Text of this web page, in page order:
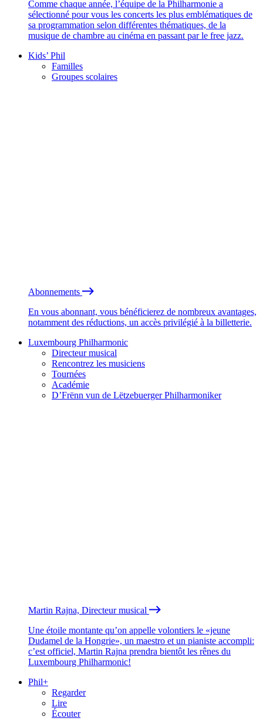
Comme chaque année, l’équipe de la Philharmonie a
sélectionné pour vous les concerts les plus emblématiques de
sa programmation selon différentes thématiques, de la
musique de chambre au cinéma en passant par le free jazz.
Kids’ Phil
Familles
Groupes scolaires
Abonnements
En vous abonnant, vous bénéficierez de nombreux avantages,
notamment des réductions, un accès privilégié à la billetterie.
Luxembourg Philharmonic
Directeur musical
Rencontrez les musiciens
Tournées
Académie
D’Frënn vun de Lëtzebuerger Philharmoniker
Martin Rajna, Directeur musical
Une étoile montante qu’on appelle volontiers le «jeune
Dudamel de la Hongrie», un maestro et un pianiste accompli:
c’est officiel, Martin Rajna prendra bientôt les rênes du
Luxembourg Philharmonic!
Phil+
Regarder
Lire
Écouter